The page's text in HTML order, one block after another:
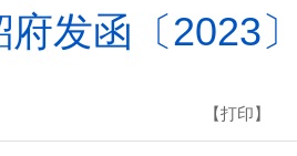
发函〔2023〕
【打印】